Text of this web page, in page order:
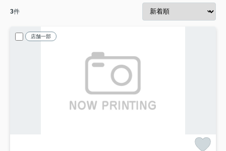
3件
店舗一部